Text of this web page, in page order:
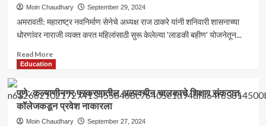
भारतीय
परिषदेतर्फे
वाडिया
समोर
व्हिडिओ
Moin Chaudhary September 29, 2024
अमरावती: महाराष्ट्र नवनिर्माण सेनेचे अध्यक्ष राज ठाकरे यांनी शनिवारी शासनाच्या
धोरणांवर नाराजी व्यक्त करत महिलांसाठी सुरू केलेल्या 'लाडकी बहीण' योजनेतून...
Read MoreRead
लाडकी
बहीण
योजनेतून
नोव्हेंबरपर्यंत
Education
पुणे: कल्याणीनगर प्रकरणातील अल्पवयीन चालकाचे शिक्षण संकटात,
कॉलेजकडून प्रवेश नाकारला
Moin Chaudhary September 27, 2024